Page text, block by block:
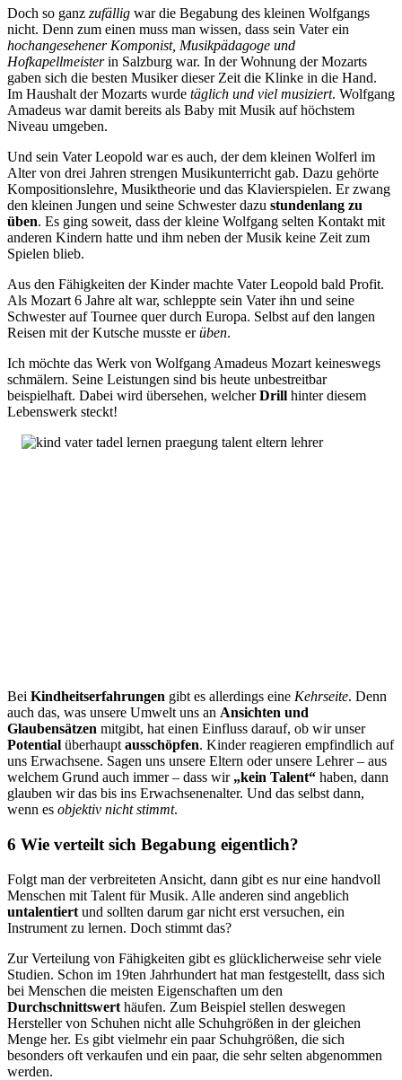
Doch so ganz zufällig war die Begabung des kleinen Wolfgangs
nicht. Denn zum einen muss man wissen, dass sein Vater ein
hochangesehener Komponist, Musikpädagoge und
Hofkapellmeisterin Salzburg war. In der Wohnung der Mozarts
gaben sich die besten Musiker dieser Zeit die Klinke in die Hand.
Im Haushalt der Mozarts wurde täglich und viel musiziert. Wolfgang
Amadeus war damit bereits als Baby mit Musik auf höchstem
Niveau umgeben.
Und sein Vater Leopold war es auch, der dem kleinen Wolferl im
Alter von drei Jahren strengen Musikunterricht gab. Dazu gehörte
Kompositionslehre, Musiktheorie und das Klavierspielen. Er zwang
den kleinen Jungen und seine Schwester dazu stundenlang zu
üben. Es ging soweit, dass der kleine Wolfgang selten Kontakt mit
anderen Kindern hatte und ihm neben der Musik keine Zeit zum
Spielen blieb.
Aus den Fähigkeiten der Kinder machte Vater Leopold bald Profit.
Als Mozart 6 Jahre alt war, schleppte sein Vater ihn und seine
Schwester auf Tournee quer durch Europa. Selbst auf den langen
Reisen mit der Kutsche musste erüben.
Ich möchte das Werk von Wolfgang Amadeus Mozart keineswegs
schmälern. Seine Leistungen sind bis heute unbestreitbar
beispielhaft. Dabei wird übersehen, welcherDrill hinter diesem
Lebenswerk steckt!
Bei Kindheitserfahrungen gibt es allerdings eine Kehrseite. Denn
auch das, was unsere Umwelt uns an Ansichten und
Glaubensätzen mitgibt, hat einen Einfluss darauf, ob wir unser
Potential überhauptausschöpfen. Kinder reagieren empfindlich auf
uns Erwachsene. Sagen uns unsere Eltern oder unsere Lehrer – aus
welchem Grund auch immer – dass wir „kein Talent“ haben, dann
glauben wir das bis ins Erwachsenenalter. Und das selbst dann,
wenn es objektiv nicht stimmt.
6 Wie verteilt sich Begabung eigentlich?
Folgt man der verbreiteten Ansicht, dann gibt es nur eine handvoll
Menschen mit Talent für Musik. Alle anderen sind angeblich
untalentiert und sollten darum gar nicht erst versuchen, ein
Instrument zu lernen. Doch stimmt das?
Zur Verteilung von Fähigkeiten gibt es glücklicherweise sehr viele
Studien. Schon im 19ten Jahrhundert hat man festgestellt, dass sich
bei Menschen die meisten Eigenschaften um den
Durchschnittswert häufen. Zum Beispiel stellen deswegen
Hersteller von Schuhen nicht alle Schuhgrößen in der gleichen
Menge her. Es gibt vielmehr ein paar Schuhgrößen, die sich
besonders oft verkaufen und ein paar, die sehr selten abgenommen
werden.